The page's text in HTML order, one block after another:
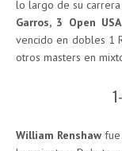
lo largo de su
Garros, 3 Open
vencido en dobles 1
otros masters en
William Renshaw